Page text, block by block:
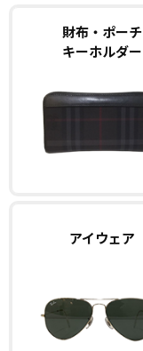
財布・ポーチ
キーホルダー
アイウェア